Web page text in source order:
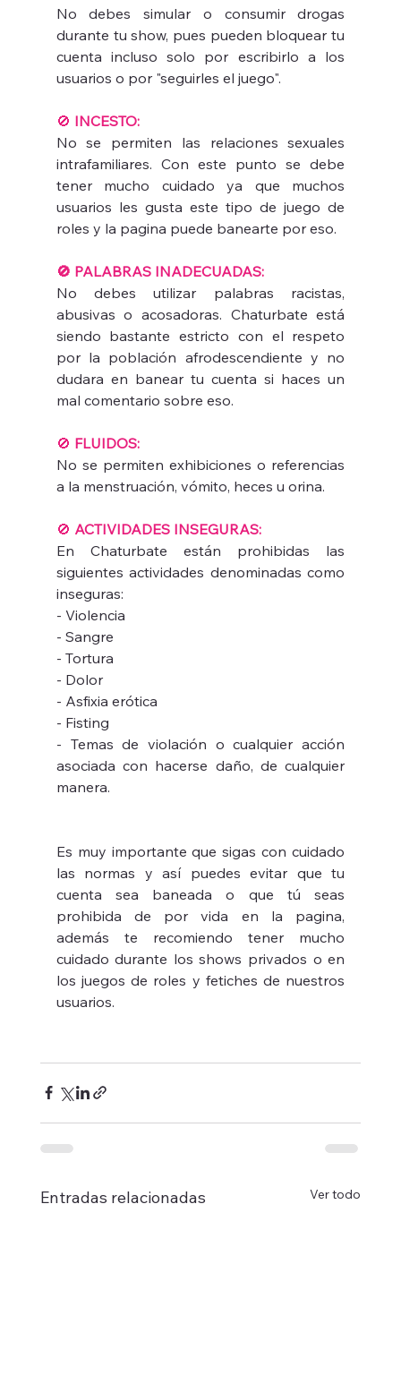
No debes simular o consumir drogas
durante tu show, pues pueden bloquear tu
cuenta incluso solo por escribirlo a los
usuarios o por "seguirles el juego".
🚫 INCESTO:
No se permiten las relaciones sexuales
intrafamiliares. Con este punto se debe
tener mucho cuidado ya que muchos
usuarios les gusta este tipo de juego de
roles y la pagina puede banearte por eso.
🚫 PALABRAS INADECUADAS:
No debes utilizar palabras racistas,
abusivas o acosadoras. Chaturbate está
siendo bastante estricto con el respeto
por la población afrodescendiente y no
dudara en banear tu cuenta si haces un
mal comentario sobre eso.
🚫 FLUIDOS:
No se permiten exhibiciones o referencias
a la menstruación, vómito, heces u orina.
🚫 ACTIVIDADES INSEGURAS:
En Chaturbate están prohibidas las
siguientes actividades denominadas como
inseguras:
- Violencia
- Sangre
- Tortura
- Dolor
- Asfixia erótica
- Fisting
- Temas de violación o cualquier acción
asociada con hacerse daño, de cualquier
manera.
Es muy importante que sigas con cuidado
las normas y así puedes evitar que tu
cuenta sea baneada o que tú seas
prohibida de por vida en la pagina,
además te recomiendo tener mucho
cuidado durante los shows privados o en
los juegos de roles y fetiches de nuestros
usuarios.
Entradas relacionadas Ver todo